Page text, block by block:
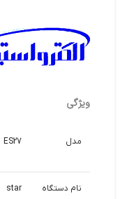
ویژگی
مدل ES27
نام دستگاه star